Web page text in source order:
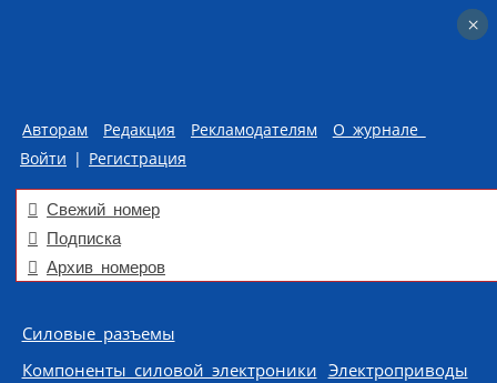
Авторам Редакция Рекламодателям
О журнале
Войти | Регистрация
Свежий номер
Подписка
Архив номеров
Skip to content
Силовые разъемы
Компоненты силовой электроники Электроприводы
×
×